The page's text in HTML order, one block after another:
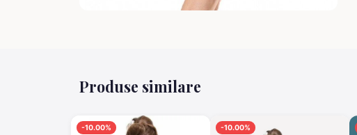
Produse similare
-10.00% -10.00%